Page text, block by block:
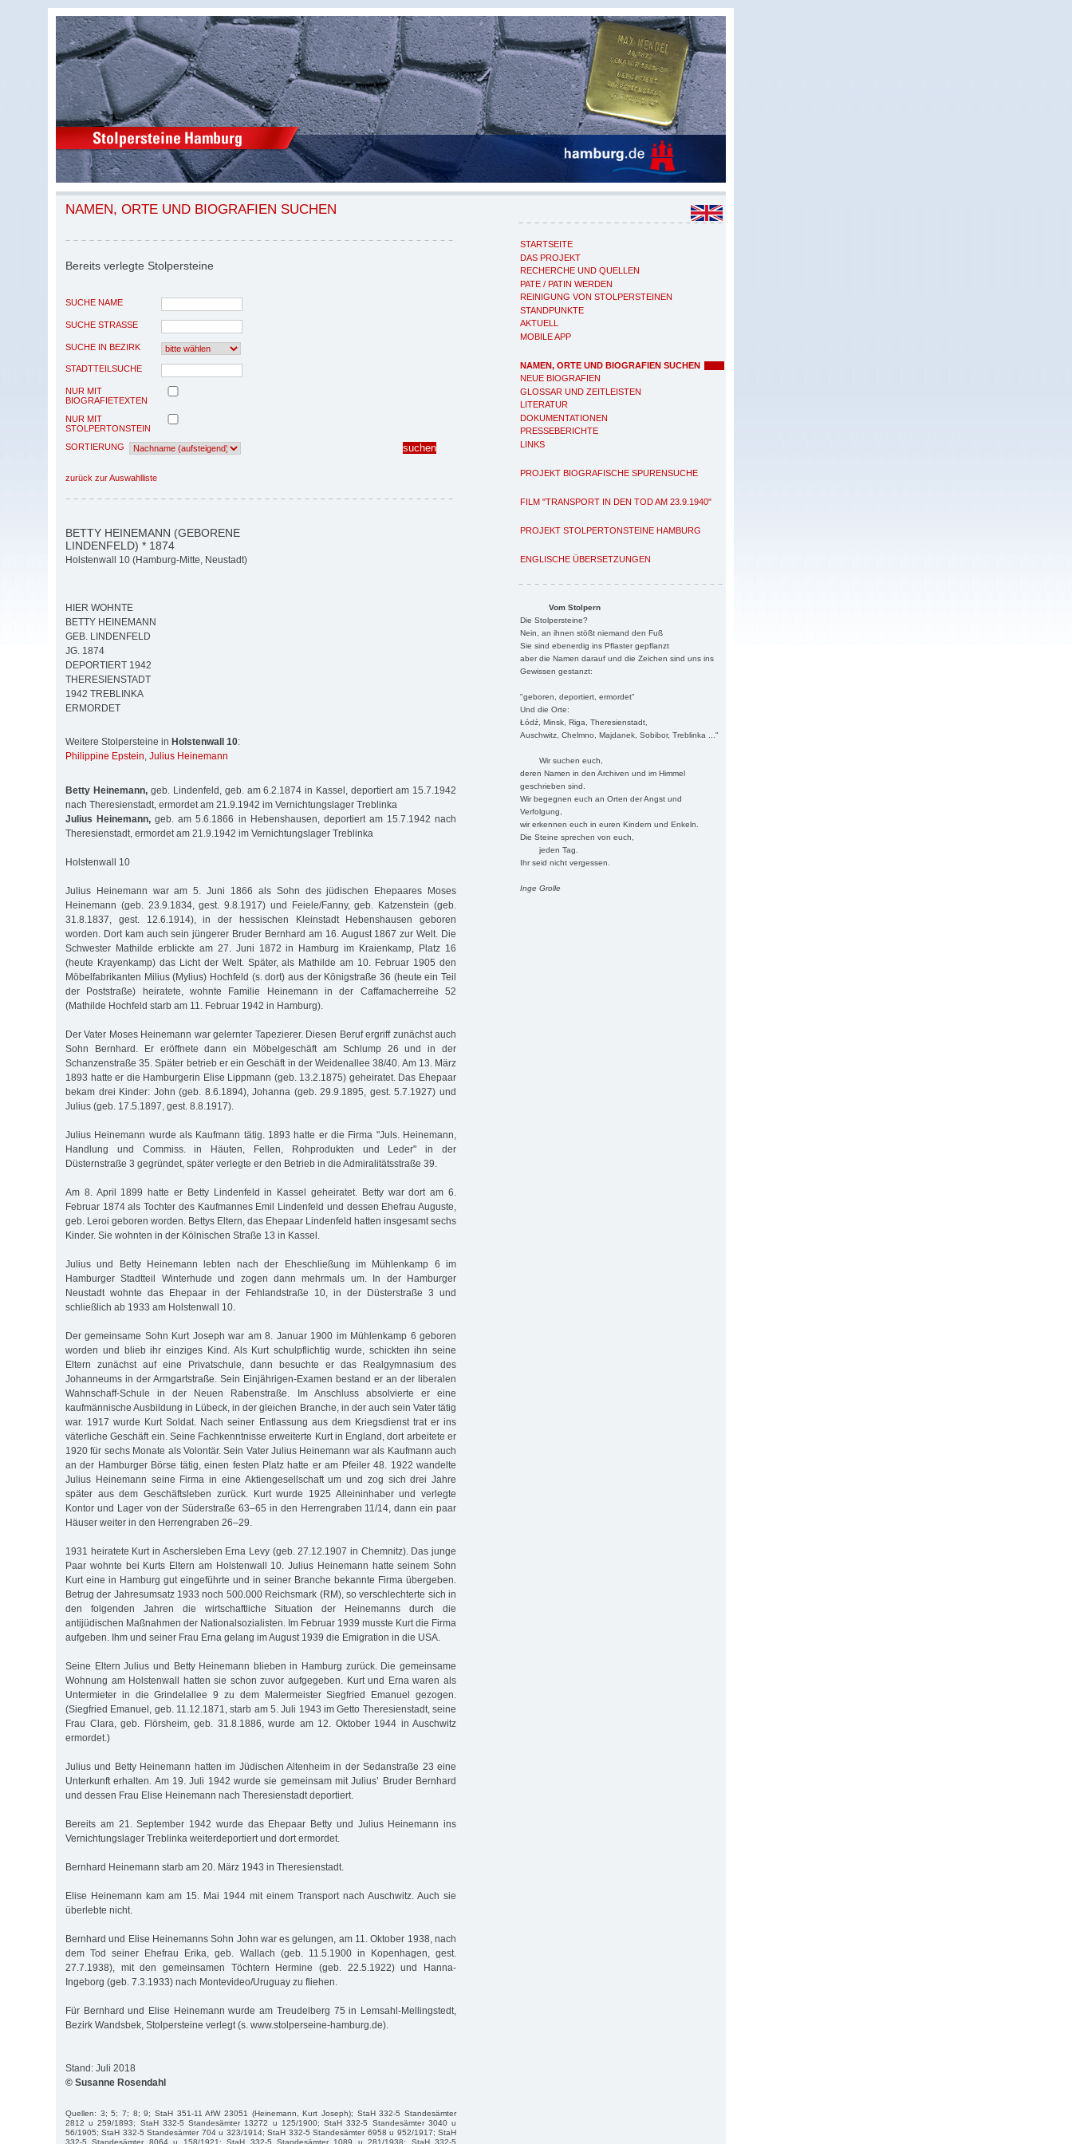
STARTSEITE
DAS PROJEKT
RECHERCHE UND QUELLEN
PATE / PATIN WERDEN
REINIGUNG VON STOLPERSTEINEN
STANDPUNKTE
AKTUELL
MOBILE APP
NAMEN, ORTE UND BIOGRAFIEN SUCHEN
NEUE BIOGRAFIEN
GLOSSAR UND ZEITLEISTEN
LITERATUR
DOKUMENTATIONEN
PRESSEBERICHTE
LINKS
PROJEKT BIOGRAFISCHE SPURENSUCHE
FILM "TRANSPORT IN DEN TOD AM 23.9.1940"
PROJEKT STOLPERTONSTEINE HAMBURG
ENGLISCHE ÜBERSETZUNGEN
Vom Stolpern
Die Stolpersteine?
Nein, an ihnen stößt niemand den Fuß
Sie sind ebenerdig ins Pflaster gepflanzt
aber die Namen darauf und die Zeichen sind uns ins
Gewissen gestanzt:
"geboren, deportiert, ermordet"
Und die Orte:
Łódź, Minsk, Riga, Theresienstadt,
Auschwitz, Chelmno, Majdanek, Sobibor, Treblinka ..."
Wir suchen euch,
deren Namen in den Archiven und im Himmel
geschrieben sind.
Wir begegnen euch an Orten der Angst und
Verfolgung,
wir erkennen euch in euren Kindern und Enkeln.
Die Steine sprechen von euch,
jeden Tag.
Ihr seid nicht vergessen.
Inge Grolle
NAMEN, ORTE UND BIOGRAFIEN SUCHEN
Bereits verlegte Stolpersteine
SUCHE NAME
SUCHE STRASSE
SUCHE IN BEZIRK
STADTTEILSUCHE
NUR MIT
BIOGRAFIETEXTEN
NUR MIT
STOLPERTONSTEIN
SORTIERUNG
zurück zur Auswahlliste
BETTY HEINEMANN (GEBORENE
LINDENFELD) * 1874
Holstenwall 10 (Hamburg-Mitte, Neustadt)
HIER WOHNTE
BETTY HEINEMANN
GEB. LINDENFELD
JG. 1874
DEPORTIERT 1942
THERESIENSTADT
1942 TREBLINKA
ERMORDET
Weitere Stolpersteine in Holstenwall 10:
Philippine Epstein, Julius Heinemann
Betty Heinemann,geb. Lindenfeld, geb. am 6.2.1874 in Kassel, deportiert am 15.7.1942
nach Theresienstadt, ermordet am 21.9.1942 im Vernichtungslager Treblinka
Julius Heinemann, geb. am 5.6.1866 in Hebenshausen, deportiert am 15.7.1942 nach
Theresienstadt, ermordet am 21.9.1942 im Vernichtungslager Treblinka
Holstenwall 10
Julius Heinemann war am 5. Juni 1866 als Sohn des jüdischen Ehepaares Moses
Heinemann (geb. 23.9.1834, gest. 9.8.1917) und Feiele/Fanny, geb. Katzenstein (geb.
31.8.1837, gest. 12.6.1914), in der hessischen Kleinstadt Hebenshausen geboren
worden. Dort kam auch sein jüngerer Bruder Bernhard am 16. August 1867 zur Welt. Die
Schwester Mathilde erblickte am 27. Juni 1872 in Hamburg im Kraienkamp, Platz 16
(heute Krayenkamp) das Licht der Welt. Später, als Mathilde am 10. Februar 1905 den
Möbelfabrikanten Milius (Mylius) Hochfeld (s. dort) aus der Königstraße 36 (heute ein Teil
der Poststraße) heiratete, wohnte Familie Heinemann in der Caffamacherreihe 52
(Mathilde Hochfeld starb am 11. Februar 1942 in Hamburg).
Der Vater Moses Heinemann war gelernter Tapezierer. Diesen Beruf ergriff zunächst auch
Sohn Bernhard. Er eröffnete dann ein Möbelgeschäft am Schlump 26 und in der
Schanzenstraße 35. Später betrieb er ein Geschäft in der Weidenallee 38/40. Am 13. März
1893 hatte er die Hamburgerin Elise Lippmann (geb. 13.2.1875) geheiratet. Das Ehepaar
bekam drei Kinder: John (geb. 8.6.1894), Johanna (geb. 29.9.1895, gest. 5.7.1927) und
Julius (geb. 17.5.1897, gest. 8.8.1917).
Julius Heinemann wurde als Kaufmann tätig. 1893 hatte er die Firma "Juls. Heinemann,
Handlung und Commiss. in Häuten, Fellen, Rohprodukten und Leder" in der
Düsternstraße 3 gegründet, später verlegte er den Betrieb in die Admiralitätsstraße 39.
Am 8. April 1899 hatte er Betty Lindenfeld in Kassel geheiratet. Betty war dort am 6.
Februar 1874 als Tochter des Kaufmannes Emil Lindenfeld und dessen Ehefrau Auguste,
geb. Leroi geboren worden. Bettys Eltern, das Ehepaar Lindenfeld hatten insgesamt sechs
Kinder. Sie wohnten in der Kölnischen Straße 13 in Kassel.
Julius und Betty Heinemann lebten nach der Eheschließung im Mühlenkamp 6 im
Hamburger Stadtteil Winterhude und zogen dann mehrmals um. In der Hamburger
Neustadt wohnte das Ehepaar in der Fehlandstraße 10, in der Düsterstraße 3 und
schließlich ab 1933 am Holstenwall 10.
Der gemeinsame Sohn Kurt Joseph war am 8. Januar 1900 im Mühlenkamp 6 geboren
worden und blieb ihr einziges Kind. Als Kurt schulpflichtig wurde, schickten ihn seine
Eltern zunächst auf eine Privatschule, dann besuchte er das Realgymnasium des
Johanneums in der Armgartstraße. Sein Einjährigen-Examen bestand er an der liberalen
Wahnschaff-Schule in der Neuen Rabenstraße. Im Anschluss absolvierte er eine
kaufmännische Ausbildung in Lübeck, in der gleichen Branche, in der auch sein Vater tätig
war. 1917 wurde Kurt Soldat. Nach seiner Entlassung aus dem Kriegsdienst trat er ins
väterliche Geschäft ein. Seine Fachkenntnisse erweiterte Kurt in England, dort arbeitete er
1920 für sechs Monate als Volontär. Sein Vater Julius Heinemann war als Kaufmann auch
an der Hamburger Börse tätig, einen festen Platz hatte er am Pfeiler 48. 1922 wandelte
Julius Heinemann seine Firma in eine Aktiengesellschaft um und zog sich drei Jahre
später aus dem Geschäftsleben zurück. Kurt wurde 1925 Alleininhaber und verlegte
Kontor und Lager von der Süderstraße 63–65 in den Herrengraben 11/14, dann ein paar
Häuser weiter in den Herrengraben 26–29.
1931 heiratete Kurt in Aschersleben Erna Levy (geb. 27.12.1907 in Chemnitz). Das junge
Paar wohnte bei Kurts Eltern am Holstenwall 10. Julius Heinemann hatte seinem Sohn
Kurt eine in Hamburg gut eingeführte und in seiner Branche bekannte Firma übergeben.
Betrug der Jahresumsatz 1933 noch 500.000 Reichsmark (RM), so verschlechterte sich in
den folgenden Jahren die wirtschaftliche Situation der Heinemanns durch die
antijüdischen Maßnahmen der Nationalsozialisten. Im Februar 1939 musste Kurt die Firma
aufgeben. Ihm und seiner Frau Erna gelang im August 1939 die Emigration in die USA.
Seine Eltern Julius und Betty Heinemann blieben in Hamburg zurück. Die gemeinsame
Wohnung am Holstenwall hatten sie schon zuvor aufgegeben. Kurt und Erna waren als
Untermieter in die Grindelallee 9 zu dem Malermeister Siegfried Emanuel gezogen.
(Siegfried Emanuel, geb. 11.12.1871, starb am 5. Juli 1943 im Getto Theresienstadt, seine
Frau Clara, geb. Flörsheim, geb. 31.8.1886, wurde am 12. Oktober 1944 in Auschwitz
ermordet.)
Julius und Betty Heinemann hatten im Jüdischen Altenheim in der Sedanstraße 23 eine
Unterkunft erhalten. Am 19. Juli 1942 wurde sie gemeinsam mit Julius’ Bruder Bernhard
und dessen Frau Elise Heinemann nach Theresienstadt deportiert.
Bereits am 21. September 1942 wurde das Ehepaar Betty und Julius Heinemann ins
Vernichtungslager Treblinka weiterdeportiert und dort ermordet.
Bernhard Heinemann starb am 20. März 1943 in Theresienstadt.
Elise Heinemann kam am 15. Mai 1944 mit einem Transport nach Auschwitz. Auch sie
überlebte nicht.
Bernhard und Elise Heinemanns Sohn John war es gelungen, am 11. Oktober 1938, nach
dem Tod seiner Ehefrau Erika, geb. Wallach (geb. 11.5.1900 in Kopenhagen, gest.
27.7.1938), mit den gemeinsamen Töchtern Hermine (geb. 22.5.1922) und Hanna-
Ingeborg (geb. 7.3.1933) nach Montevideo/Uruguay zu fliehen.
Für Bernhard und Elise Heinemann wurde am Treudelberg 75 in Lemsahl-Mellingstedt,
Bezirk Wandsbek, Stolpersteine verlegt (s. www.stolperseine-hamburg.de).
Stand: Juli 2018
© Susanne Rosendahl
Quellen: 3; 5; 7; 8; 9; StaH 351-11 AfW 23051 (Heinemann, Kurt Joseph); StaH 332-5 Standesämter
2812 u 259/1893; StaH 332-5 Standesämter 13272 u 125/1900; StaH 332-5 Standesämter 3040 u
56/1905; StaH 332-5 Standesämter 704 u 323/1914; StaH 332-5 Standesämter 6958 u 952/1917; StaH
332-5 Standesämter 8064 u 158/1921; StaH 332-5 Standesämter 1089 u 281/1938; StaH 332-5